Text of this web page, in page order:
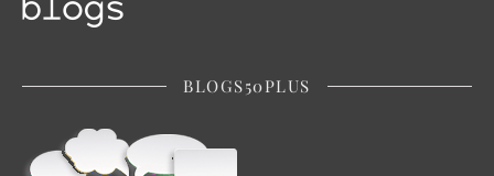
BLOGS50PLUS